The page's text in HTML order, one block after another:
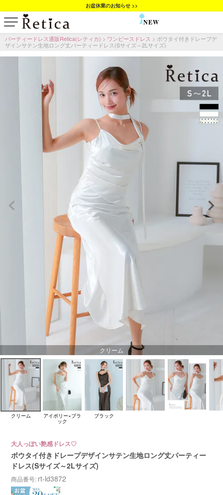
お盆休業のお知らせ >>
NEW
パーティードレス通販Retica(レティカ) ワンピースドレス
ボウタイ付きドレープデ
ザインサテン生地ロング丈パーティードレス(Sサイズ～2Lサイズ)
クリーム
クリーム アイボリー×ブラ
ック
ブラック
大人っぽい艶感ドレス♡
ボウタイ付きドレープデザインサテン生地ロング丈パーティー
ドレス(Sサイズ～2Lサイズ)
商品番号 rt-ld3872